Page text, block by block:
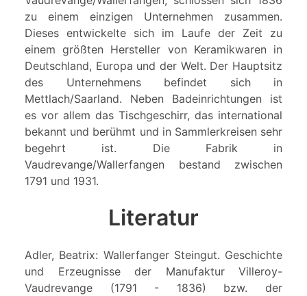
zu einem einzigen Unternehmen zusammen.
Dieses entwickelte sich im Laufe der Zeit zu
einem größten Hersteller von Keramikwaren in
Deutschland, Europa und der Welt. Der Hauptsitz
des Unternehmens befindet sich in
Mettlach/Saarland. Neben Badeinrichtungen ist
es vor allem das Tischgeschirr, das international
bekannt und berühmt und in Sammlerkreisen sehr
begehrt ist. Die Fabrik in
Vaudrevange/Wallerfangen bestand zwischen
1791 und 1931.
Literatur
Adler, Beatrix: Wallerfanger Steingut. Geschichte
und Erzeugnisse der Manufaktur Villeroy-
Vaudrevange (1791 - 1836) bzw. der